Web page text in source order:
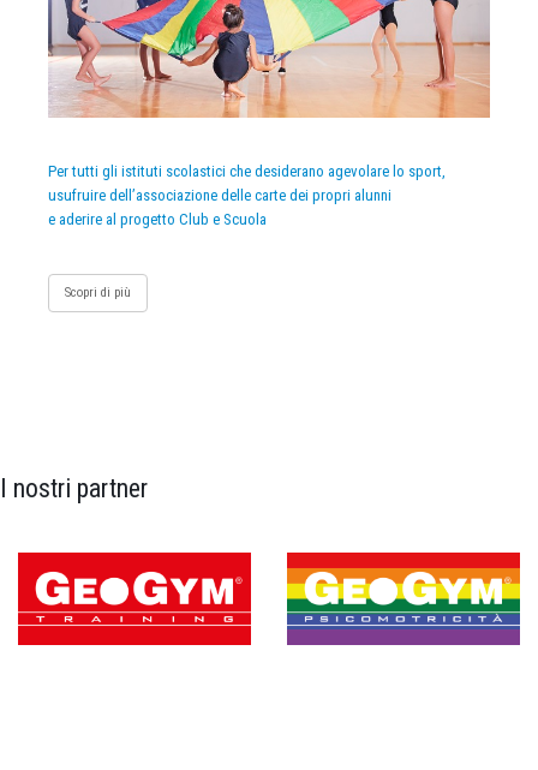
Per tutti gli istituti scolastici che desiderano agevolare lo sport,
usufruire dell’associazione delle carte dei propri alunni
e aderire al progetto Club e Scuola
Scopri di più
I nostri partner